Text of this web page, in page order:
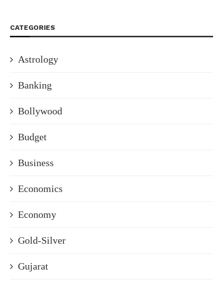
CATEGORIES
Astrology
Banking
Bollywood
Budget
Business
Economics
Economy
Gold-Silver
Gujarat